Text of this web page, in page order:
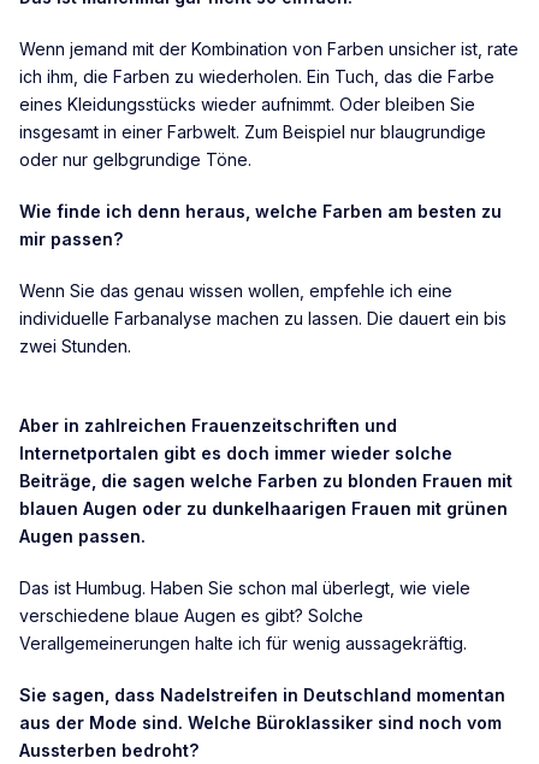
Wenn jemand mit der Kombination von Farben unsicher ist, rate
ich ihm, die Farben zu wiederholen. Ein Tuch, das die Farbe
eines Kleidungsstücks wieder aufnimmt. Oder bleiben Sie
insgesamt in einer Farbwelt. Zum Beispiel nur blaugrundige
oder nur gelbgrundige Töne.
Wie finde ich denn heraus, welche Farben am besten zu
mir passen?
Wenn Sie das genau wissen wollen, empfehle ich eine
individuelle Farbanalyse machen zu lassen. Die dauert ein bis
zwei Stunden.
Aber in zahlreichen Frauenzeitschriften und
Internetportalen gibt es doch immer wieder solche
Beiträge, die sagen welche Farben zu blonden Frauen mit
blauen Augen oder zu dunkelhaarigen Frauen mit grünen
Augen passen.
Das ist Humbug. Haben Sie schon mal überlegt, wie viele
verschiedene blaue Augen es gibt? Solche
Verallgemeinerungen halte ich für wenig aussagekräftig.
Sie sagen, dass Nadelstreifen in Deutschland momentan
aus der Mode sind. Welche Büroklassiker sind noch vom
Aussterben bedroht?